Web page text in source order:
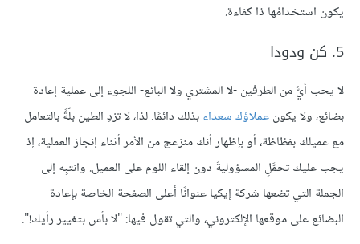
يكون استخدامُها ذا كفاءة.
5. كن ودودا
لا يحب أيٌّ من الطرفين -لا المشتري ولا البائع- اللجوء إلى عملية إعادة
بضائع، ولا يكونعملاؤك سعداءبذلك دائمًا. لذا، لا تزدِ الطين بلّةً بالتعامل
مع عميلك بفظاظة، أو بإظهار أنك منزعج من الأمر أثناء إنجاز العملية، إذ
يجب عليك تحمَّلِ المسؤوليةَ دون إلقاء اللوم على العميل. وانتبِه إلى
الجملة التي تضعها شركة إيكيا عنوانًا أعلى الصفحة الخاصة بإعادة
البضائع على موقعها الإلكتروني، والتي تقول فيها: "لا بأس بتغيير رأيك!".